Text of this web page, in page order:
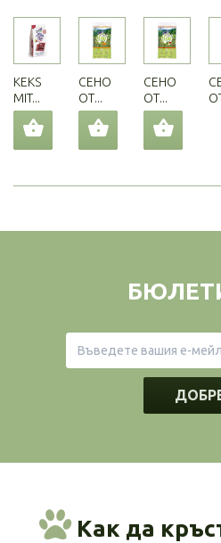
KEKS
MIT...
СЕНО
ОТ...
СЕНО
ОТ...
Как да